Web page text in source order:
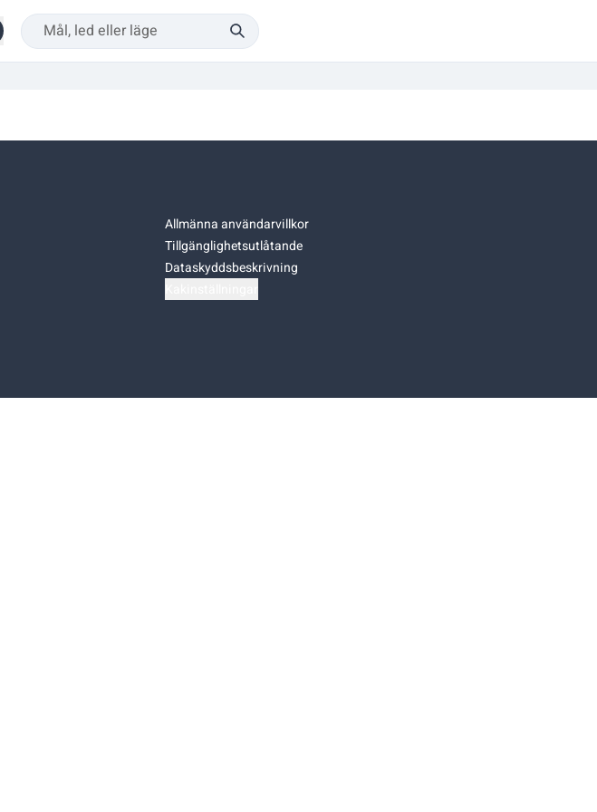
Allmänna användarvillkor
Tillgänglighetsutlåtande
Dataskyddsbeskrivning